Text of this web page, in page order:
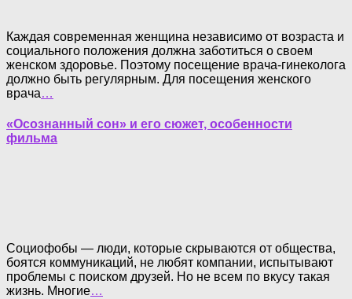
Каждая современная женщина независимо от возраста и
социального положения должна заботиться о своем
женском здоровье. Поэтому посещение врача-гинеколога
должно быть регулярным. Для посещения женского
врача…
«Осознанный сон» и его сюжет, особенности
фильма
Социофобы — люди, которые скрываются от общества,
боятся коммуникаций, не любят компании, испытывают
проблемы с поиском друзей. Но не всем по вкусу такая
жизнь. Многие…